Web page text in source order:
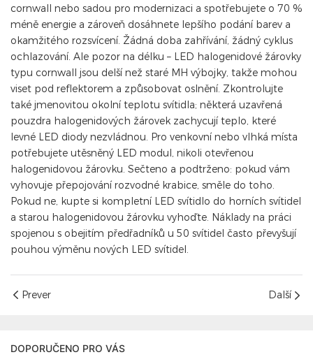
cornwall nebo sadou pro modernizaci a spotřebujete o 70 %
méně energie a zároveň dosáhnete lepšího podání barev a
okamžitého rozsvícení. Žádná doba zahřívání, žádný cyklus
ochlazování. Ale pozor na délku – LED halogenidové žárovky
typu cornwall jsou delší než staré MH výbojky, takže mohou
viset pod reflektorem a způsobovat oslnění. Zkontrolujte
také jmenovitou okolní teplotu svítidla; některá uzavřená
pouzdra halogenidových žárovek zachycují teplo, které
levné LED diody nezvládnou. Pro venkovní nebo vlhká místa
potřebujete utěsněný LED modul, nikoli otevřenou
halogenidovou žárovku. Sečteno a podtrženo: pokud vám
vyhovuje přepojování rozvodné krabice, směle do toho.
Pokud ne, kupte si kompletní LED svítidlo do horních svítidel
a starou halogenidovou žárovku vyhoďte. Náklady na práci
spojenou s obejitím předřadníků u 50 svítidel často převyšují
pouhou výměnu nových LED svítidel.
Prever Další
DOPORUČENO PRO VÁS